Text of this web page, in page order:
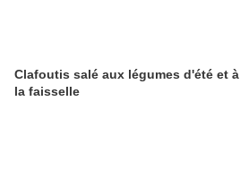
Clafoutis salé aux légumes d'été et à
la faisselle